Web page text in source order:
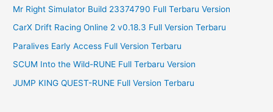
Mr Right Simulator Build 23374790 Full Terbaru Version
CarX Drift Racing Online 2 v0.18.3 Full Version Terbaru
Paralives Early Access Full Version Terbaru
SCUM Into the Wild-RUNE Full Terbaru Version
JUMP KING QUEST-RUNE Full Version Terbaru